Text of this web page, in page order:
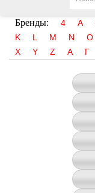
Бренды: 4 A
K
L M N O
X
Y Z А Г